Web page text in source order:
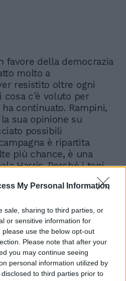
My Personal Information
sale, sharing to third parties, or
or sensitive information for
use the below opt-out
Please note that after your
you may continue seeing
personal information utilized by
to third parties prior to
favore della democrazia
molto a
resistito oltre ogni
cosa c'è voluto per
continuato. Rampini,
sua opinione su
possibili
è ripartita
più chance, è una
Harris. Perché i toni
nel copione della
Anche quando Biden fa
dal 6 gennaio
da testimoni diretti io
al Campidoglio", ha
elettorale
colpi, non c'è dubbio.
campagna elettorale